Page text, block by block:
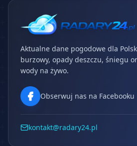
Aktualne dane pogodowe dla
burzowy, opady deszczu, śniegu
wody na żywo.
Obserwuj nas na Facebooku
kontakt@radary24.pl